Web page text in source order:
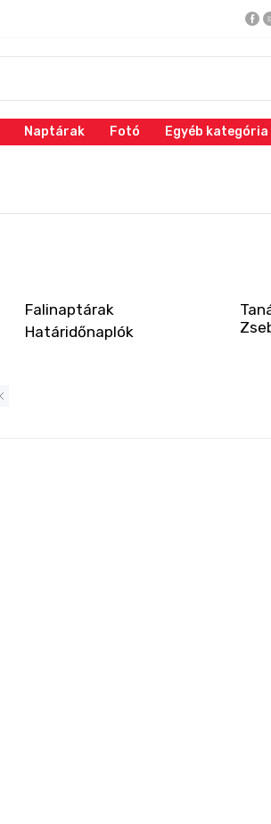
Naptárak Fotó Egyéb kategória
Falinaptárak
Határidőnaplók